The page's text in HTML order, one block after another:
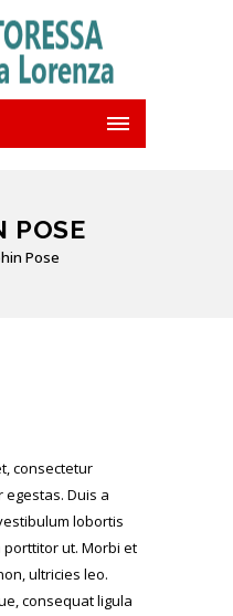
POSE
Pose
consectetur
egestas. Duis a
lobortis
ut. Morbi et
ultricies leo.
consequat ligula